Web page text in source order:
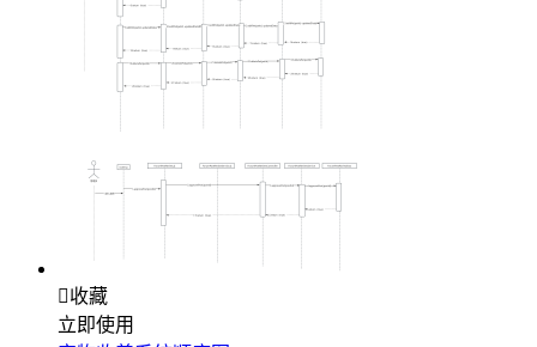
收藏
立即使用